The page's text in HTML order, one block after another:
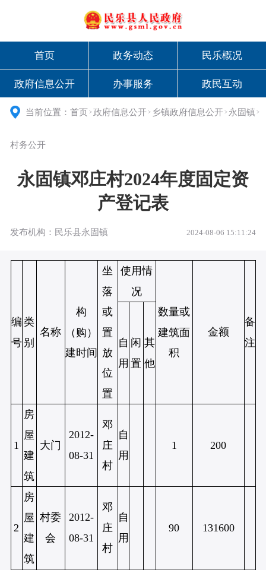
首页 政务动态 民乐概况
政府信息公开 办事服务 政民互动
当前位置：首页 > 政府信息公开 > 乡镇政府信息公开 > 永固镇 >
村务公开
永固镇邓庄村2024年度固定资
产登记表
发布机构：民乐县永固镇 2024-08-06 15:11:24
编
号
类
别
名称
构
（购）
建时间
坐
落
或
置
放
位
置
使用情
况
数量或
建筑面
积
金额
备
注
自
用
闲
置
其
他
1
房
屋
建
筑
大门
2012-
08-31
邓
庄
村
自
用
1 200
2
房
屋
建
筑
村委
会
2012-
08-31
邓
庄
村
自
用
90 131600